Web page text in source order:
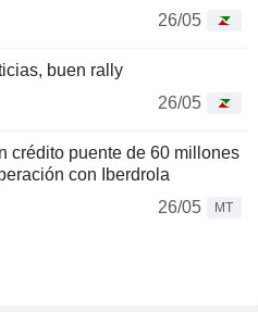
26/05
buen rally
26/05
crédito puente de 60 millones
con Iberdrola
26/05
MT